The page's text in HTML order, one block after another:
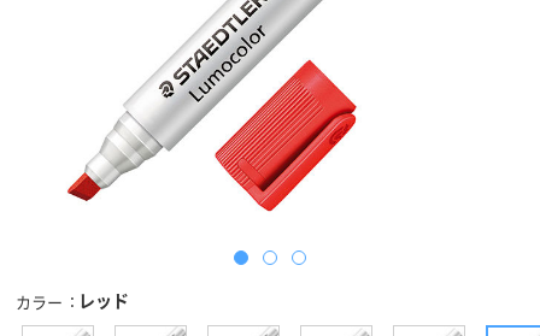
カラー レッド